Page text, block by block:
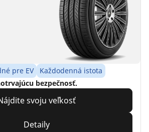
pre EV
Každodenná istota
bezpečnosť.
svoju veľkosť
Detaily